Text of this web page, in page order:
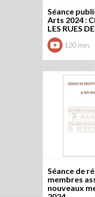
Séance
Arts 2024 :
LES RUES
120 min.
Séance de
membres
nouveaux